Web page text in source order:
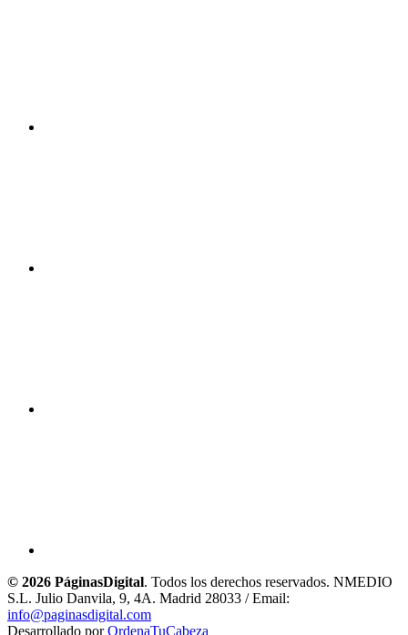
© 2026 PáginasDigital. Todos los derechos reservados. NMEDIO
S.L. Julio Danvila, 9, 4A. Madrid 28033 / Email:
info@paginasdigital.com
Desarrollado porOrdenaTuCabeza